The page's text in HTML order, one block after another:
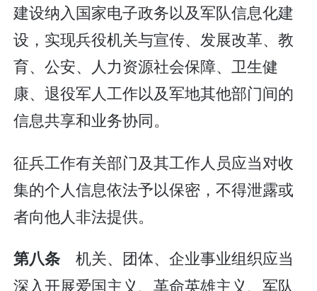
建设纳入国家电子政务以及军队信息化建
设，实现兵役机关与宣传、发展改革、教
育、公安、人力资源社会保障、卫生健
康、退役军人工作以及军地其他部门间的
信息共享和业务协同。
征兵工作有关部门及其工作人员应当对收
集的个人信息依法予以保密，不得泄露或
者向他人非法提供。
第八条 机关、团体、企业事业组织应当
深入开展爱国主义、革命英雄主义、军队